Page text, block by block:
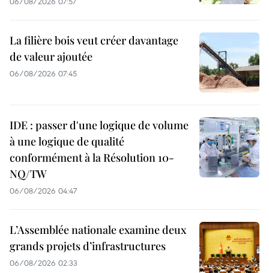
La filière bois veut créer davantage
de valeur ajoutée
06/08/2026 07:45
IDE : passer d'une logique de volume
à une logique de qualité
conformément à la Résolution 10-
NQ/TW
06/08/2026 04:47
L’Assemblée nationale examine deux
grands projets d’infrastructures
06/08/2026 02:33